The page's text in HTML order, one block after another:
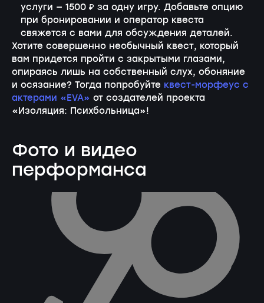
услуги — 1500 ₽ за одну игру. Добавьте опцию
при бронировании и оператор квеста
свяжется с вами для обсуждения деталей.
Хотите совершенно необычный квест, который
вам придется пройти с закрытыми глазами,
опираясь лишь на собственный слух, обоняние
и осязание? Тогда попробуйте квест-морфеус с
актерами «EVA» от создателей проекта
«Изоляция: Психбольница»!
Фото и видео
перформанса